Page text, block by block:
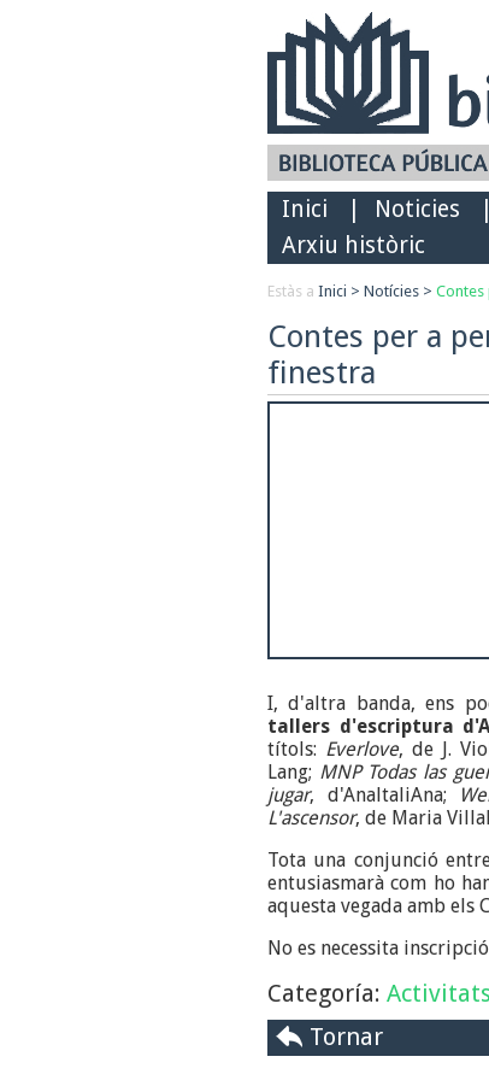
Inici Noticies
Arxiu històric
Estàs a Inici > Notícies > Contes
Contes per a
finestra
I, d'altra banda, ens
tallers d'escriptura
títols: Everlove, de J.
Lang; MNP Todas las
jugar, d'AnaltaliAna;
L'ascensor, de Maria
Tota una conjunció
entusiasmarà com ho
aquesta vegada amb els
No es necessita
Categoría: Activitats
Tornar